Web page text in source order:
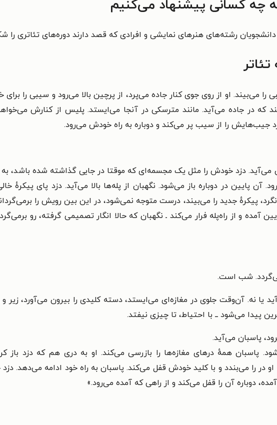
چه کسانی پیشنهاد می‌کنیم
دانشجویان رشته‌های هنرهای نمایشی و افرادی که قصد دارند دوره‌های تئاتری
را می‌بیند. او از روی جوی کنار جاده می‌پرد، از پرچین بالا می‌رود و سیبی را
در جاده می‌آید. مانند مترسکی در آنجا می‌ایستد. پلیس از کنارش می‌خواهد
جیب‌هایش را از سیب پر می‌کند و دوباره به راه خودش می‌رود.
می‌آید. دزد خودش را مثل یک مجسمه‌ای که موقتا در جایی گذاشته شده باشد، به
آن پایین در دوباره باز می‌شود. نگهبان از پله‌ها بالا می‌آید. دزد پای پیکرهٔ
پیکرهٔ جدید را می‌بیند، درست متوجه نمی‌شود، در این بین رویش را
و از راه‌پله فرار می‌کند ـ نگهبان که حالا انگار تصمیمی گرفته، رو
می‌گردد. شب است.
نه. آن‌وقت جلوی در مغازه‌ای می‌ایستد، دسته کلیدی را بیرون می‌آورد، زیر و
پیدا می‌شود ــ با احتیاط، تا چیزی نیفتد.
پاسبان می‌آید.
همهٔ درهای مغازه‌ها را بازرسی می‌کند. او به دری هم که دزد باز
در را می‌بندد و با کلید خودش قفل می‌کند. پاسبان به راه خود ادامه می‌دهد.
دوباره آن را قفل می‌کند و از راهی که آمده می‌رود.»